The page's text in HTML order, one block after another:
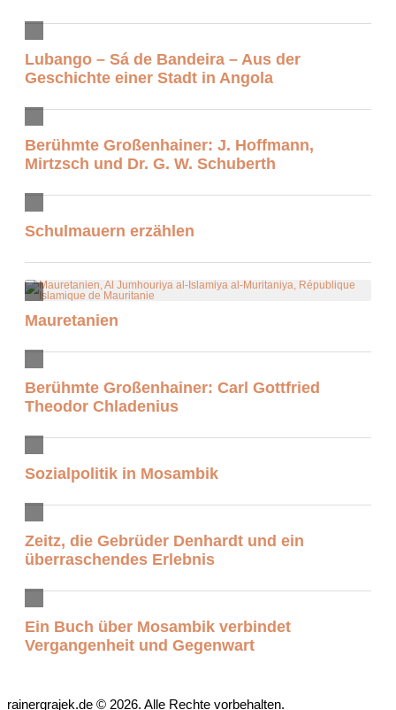
Lubango – Sá de Bandeira – Aus der
Geschichte einer Stadt in Angola
Berühmte Großenhainer: J. Hoffmann,
Mirtzsch und Dr. G. W. Schuberth
Schulmauern erzählen
Mauretanien
Berühmte Großenhainer: Carl Gottfried
Theodor Chladenius
Sozialpolitik in Mosambik
Zeitz, die Gebrüder Denhardt und ein
überraschendes Erlebnis
Ein Buch über Mosambik verbindet
Vergangenheit und Gegenwart
rainergrajek.de © 2026. Alle Rechte vorbehalten.